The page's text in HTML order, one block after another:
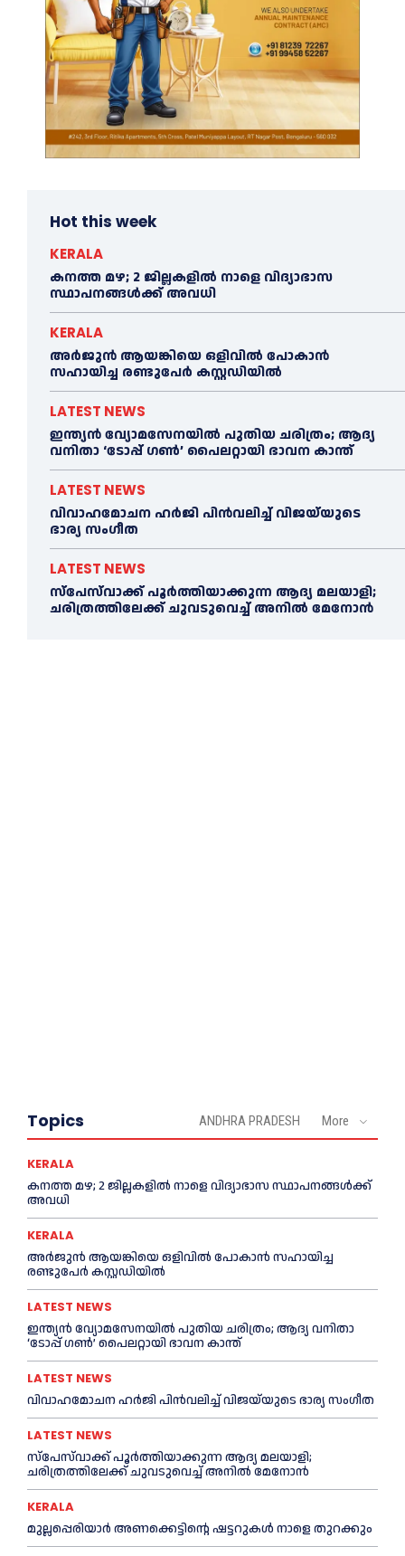
Hot this week
KERALA
കനത്ത മഴ; 2 ജില്ലകളില്‍ നാളെ വിദ്യാഭാസ
സ്ഥാപനങ്ങള്‍ക്ക് അവധി
KERALA
അര്‍ജുന്‍ ആയങ്കിയെ ഒളിവില്‍ പോകാന്‍
സഹായിച്ച രണ്ടുപേര്‍ കസ്റ്റഡിയില്‍
LATEST NEWS
ഇന്ത്യൻ വ്യോമസേനയില്‍ പുതിയ ചരിത്രം; ആദ്യ
വനിതാ ‘ടോപ്പ് ഗണ്‍’ പൈലറ്റായി ഭാവന കാന്ത്
LATEST NEWS
വിവാഹമോചന ഹര്‍ജി പിൻവലിച്ച്‌ വിജയ്‌യുടെ
ഭാര്യ സംഗീത
LATEST NEWS
സ്‌പേസ്‌വാക്ക് പൂര്‍ത്തിയാക്കുന്ന ആദ്യ മലയാളി;
ചരിത്രത്തിലേക്ക് ചുവടുവെച്ച്‌ അനില്‍ മേനോൻ
Topics ANDHRA PRADESH More
KERALA
കനത്ത മഴ; 2 ജില്ലകളില്‍ നാളെ വിദ്യാഭാസ സ്ഥാപനങ്ങള്‍ക്ക്
അവധി
KERALA
അര്‍ജുന്‍ ആയങ്കിയെ ഒളിവില്‍ പോകാന്‍ സഹായിച്ച
രണ്ടുപേര്‍ കസ്റ്റഡിയില്‍
LATEST NEWS
ഇന്ത്യൻ വ്യോമസേനയില്‍ പുതിയ ചരിത്രം; ആദ്യ വനിതാ
‘ടോപ്പ് ഗണ്‍’ പൈലറ്റായി ഭാവന കാന്ത്
LATEST NEWS
വിവാഹമോചന ഹര്‍ജി പിൻവലിച്ച്‌ വിജയ്‌യുടെ ഭാര്യ സംഗീത
LATEST NEWS
സ്‌പേസ്‌വാക്ക് പൂര്‍ത്തിയാക്കുന്ന ആദ്യ മലയാളി;
ചരിത്രത്തിലേക്ക് ചുവടുവെച്ച്‌ അനില്‍ മേനോൻ
KERALA
മുല്ലപ്പെരിയാര്‍ അണക്കെട്ടിന്റെ ഷട്ടറുകള്‍ നാളെ തുറക്കും